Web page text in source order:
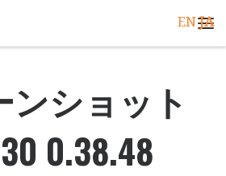
ンショット
0.38.48
EN JA